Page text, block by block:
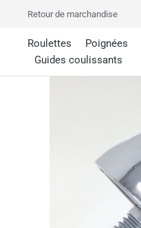
Retour de marchandise
Roulettes Poignées
Guides coulissants